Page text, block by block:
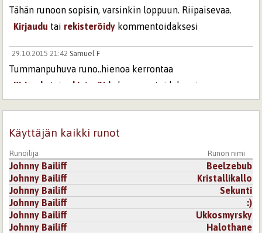
Tähän runoon sopisin, varsinkin loppuun. Riipaisevaa.
Kirjaudu tai rekisteröidy kommentoidaksesi
29.10.2015 21:42 Samuel F
Tummanpuhuva runo..hienoa kerrontaa
Kirjaudu
tai rekisteröidy kommentoidaksesi
Käyttäjän kaikki runot
Runoilija Runon nimi
Johnny Bailiff
Beelzebub
Johnny Bailiff
Kristallikallo
Johnny Bailiff
Sekunti
Johnny Bailiff
:)
Johnny Bailiff
Ukkosmyrsky
Johnny Bailiff
Halothane